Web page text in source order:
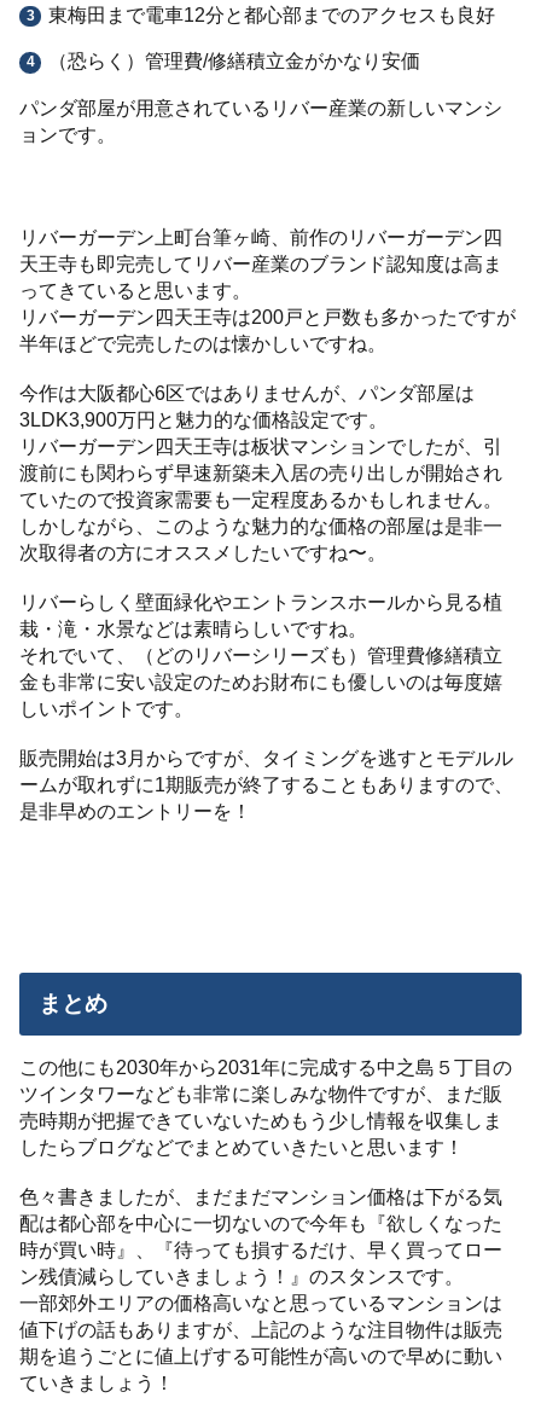
東梅田まで電車12分と都心部までのアクセスも良好
（恐らく）管理費/修繕積立金がかなり安価
パンダ部屋が用意されているリバー産業の新しいマンシ
ョンです。
リバーガーデン上町台筆ヶ崎、前作のリバーガーデン四
天王寺も即完売してリバー産業のブランド認知度は高ま
ってきていると思います。
リバーガーデン四天王寺は200戸と戸数も多かったですが
半年ほどで完売したのは懐かしいですね。
今作は大阪都心6区ではありませんが、パンダ部屋は
3LDK3,900万円と魅力的な価格設定です。
リバーガーデン四天王寺は板状マンションでしたが、引
渡前にも関わらず早速新築未入居の売り出しが開始され
ていたので投資家需要も一定程度あるかもしれません。
しかしながら、このような魅力的な価格の部屋は是非一
次取得者の方にオススメしたいですね〜。
リバーらしく壁面緑化やエントランスホールから見る植
栽・滝・水景などは素晴らしいですね。
それでいて、（どのリバーシリーズも）管理費修繕積立
金も非常に安い設定のためお財布にも優しいのは毎度嬉
しいポイントです。
販売開始は3月からですが、タイミングを逃すとモデルル
ームが取れずに1期販売が終了することもありますので、
是非早めのエントリーを！
まとめ
この他にも2030年から2031年に完成する中之島５丁目の
ツインタワーなども非常に楽しみな物件ですが、まだ販
売時期が把握できていないためもう少し情報を収集しま
したらブログなどでまとめていきたいと思います！
色々書きましたが、まだまだマンション価格は下がる気
配は都心部を中心に一切ないので今年も『欲しくなった
時が買い時』、『待っても損するだけ、早く買ってロー
ン残債減らしていきましょう！』のスタンスです。
一部郊外エリアの価格高いなと思っているマンションは
値下げの話もありますが、上記のような注目物件は販売
期を追うごとに値上げする可能性が高いので早めに動い
ていきましょう！